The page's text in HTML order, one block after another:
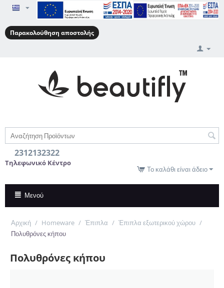
Παρακολούθηση αποστολής
2312132322
Τηλεφωνικό Κέντρο
Το καλάθι είναι άδειο
Μενού
Αρχική / Homeware / Έπιπλα / Έπιπλα εξωτερικού χώρου /
Πολυθρόνες κήπου
Πολυθρόνες κήπου